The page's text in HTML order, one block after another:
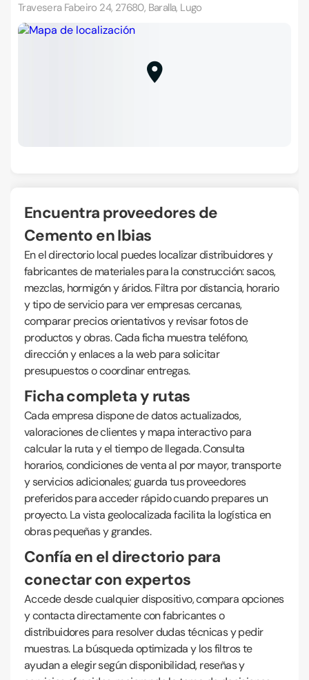
Travesera Fabeiro 24, 27680, Baralla, Lugo
Encuentra proveedores de
Cemento en Ibias
En el directorio local puedes localizar distribuidores y
fabricantes de materiales para la construcción: sacos,
mezclas, hormigón y áridos. Filtra por distancia, horario
y tipo de servicio para ver empresas cercanas,
comparar precios orientativos y revisar fotos de
productos y obras. Cada ficha muestra teléfono,
dirección y enlaces a la web para solicitar
presupuestos o coordinar entregas.
Ficha completa y rutas
Cada empresa dispone de datos actualizados,
valoraciones de clientes y mapa interactivo para
calcular la ruta y el tiempo de llegada. Consulta
horarios, condiciones de venta al por mayor, transporte
y servicios adicionales; guarda tus proveedores
preferidos para acceder rápido cuando prepares un
proyecto. La vista geolocalizada facilita la logística en
obras pequeñas y grandes.
Confía en el directorio para
conectar con expertos
Accede desde cualquier dispositivo, compara opciones
y contacta directamente con fabricantes o
distribuidores para resolver dudas técnicas y pedir
muestras. La búsqueda optimizada y los filtros te
ayudan a elegir según disponibilidad, reseñas y